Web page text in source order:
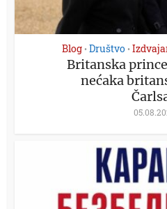
Blog • Društvo •
Britanska
nećaka